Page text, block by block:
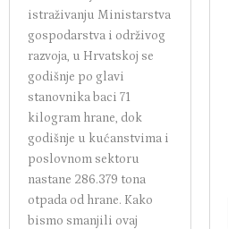
istraživanju Ministarstva
gospodarstva i održivog
razvoja, u Hrvatskoj se
godišnje po glavi
stanovnika baci 71
kilogram hrane, dok
godišnje u kućanstvima i
poslovnom sektoru
nastane 286.379 tona
otpada od hrane. Kako
bismo smanjili ovaj